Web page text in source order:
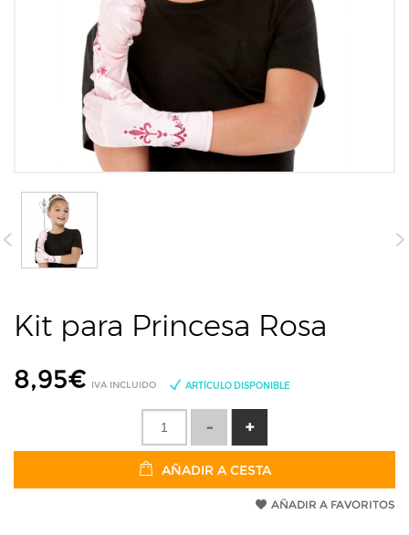
Kit para Princesa Rosa
8,95€ IVA INCLUIDO ARTÍCULO DISPONIBLE
AÑADIR A CESTA
AÑADIR A FAVORITOS